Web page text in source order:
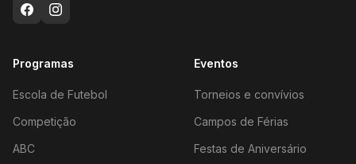
Programas
Escola de Futebol
Competição
ABC
Eventos
Torneios e convívios
Campos de Férias
Festas de Aniversário